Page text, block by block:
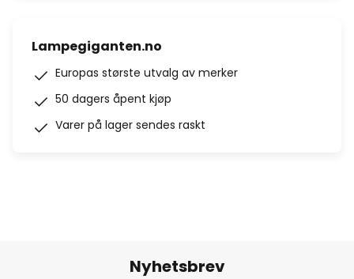
Lampegiganten.no
Europas største utvalg av merker
50 dagers åpent kjøp
Varer på lager sendes raskt
Nyhetsbrev